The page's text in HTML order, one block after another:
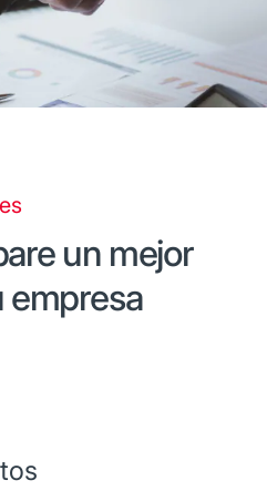
un mejor
empresa